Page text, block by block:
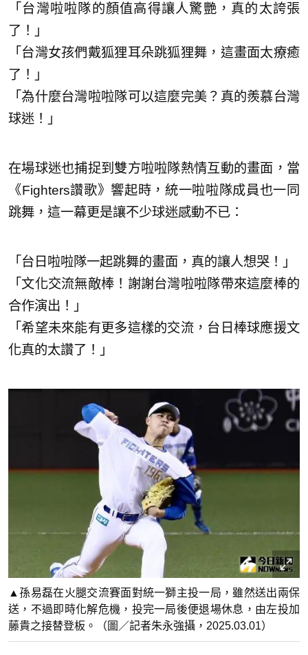
「台灣啦啦隊的顏值高得讓人驚艷，真的太誇張
了！」
「台灣女孩們戴狐狸耳朵跳狐狸舞，這畫面太療癒
了！」
「為什麼台灣啦啦隊可以這麼完美？真的羨慕台灣
球迷！」
在場球迷也捕捉到雙方啦啦隊熱情互動的畫面，當
《Fighters讚歌》響起時，統一啦啦隊成員也一同
跳舞，這一幕更是讓不少球迷感動不已：
「台日啦啦隊一起跳舞的畫面，真的讓人想哭！」
「文化交流無敵棒！謝謝台灣啦啦隊帶來這麼棒的
合作演出！」
「希望未來能有更多這樣的交流，台日棒球應援文
化真的太讚了！」
▲孫易磊在火腿交流賽面對統一獅主投一局，雖然送出兩保
送，不過即時化解危機，投完一局後便退場休息，由左投加
藤貴之接替登板。（圖／記者朱永強攝，2025.03.01）